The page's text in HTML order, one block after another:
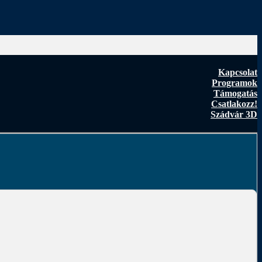
Kapcsolat
Programok
Támogatás
Csatlakozz!
Szádvár 3D